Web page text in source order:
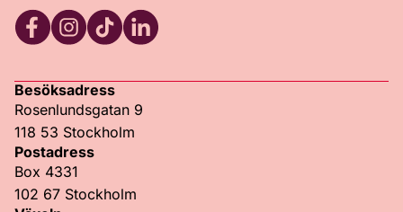
Besöksadress
Rosenlundsgatan 9
118 53 Stockholm
Postadress
Box 4331
102 67 Stockholm